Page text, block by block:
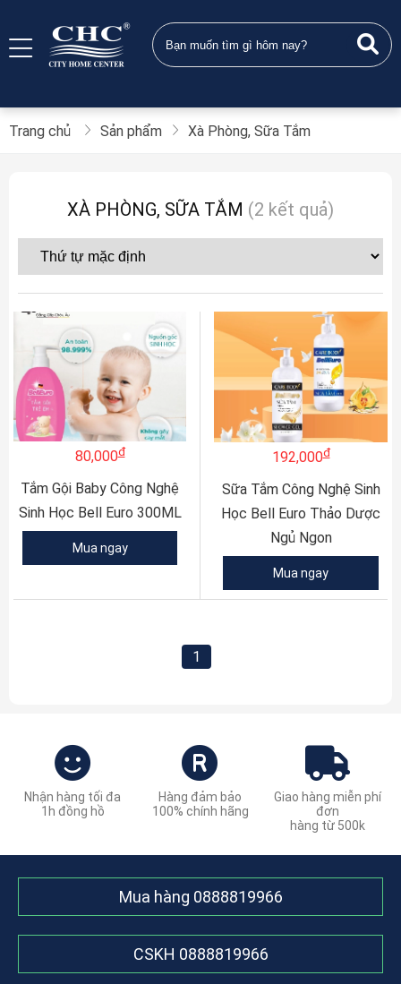
Trang chủ Sản phẩm Xà Phòng, Sữa Tắm
XÀ PHÒNG, SỮA TẮM (2 kết quả)
80,000đ
Tắm Gội Baby Công Nghệ
Sinh Học Bell Euro 300ML
Mua ngay
192,000đ
Sữa Tắm Công Nghệ Sinh
Học Bell Euro Thảo Dược
Ngủ Ngon
Mua ngay
1
Nhận hàng tối đa
1h đồng hồ
Hàng đảm bảo
100% chính hãng
Giao hàng miễn phí
đơn
hàng từ 500k
Mua hàng 0888819966
CSKH 0888819966